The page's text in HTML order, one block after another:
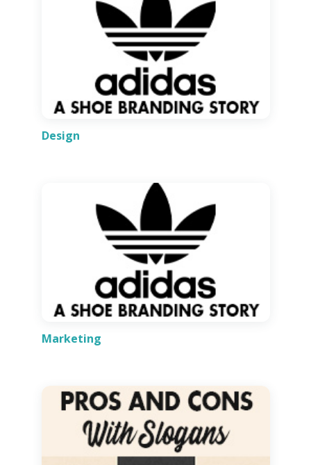
Design
Marketing